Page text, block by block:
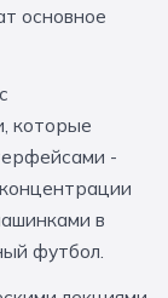
основное
которые
-
в
футбол.